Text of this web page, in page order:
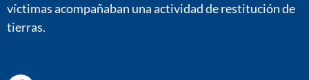
víctimas acompañaban una actividad de restitución de
tierras.